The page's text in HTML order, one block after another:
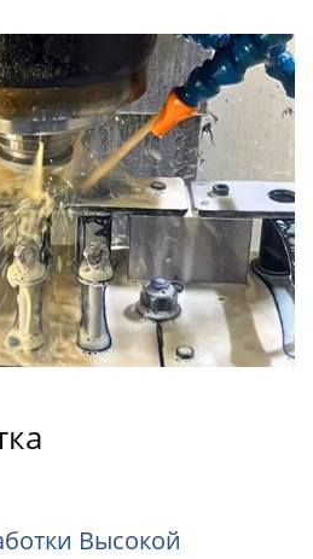
Высокой